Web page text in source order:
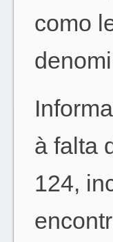
como
à falta
124,